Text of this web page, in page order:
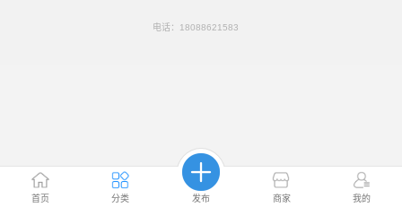
首页 分类 发布 商家 我的
电话： 18088621583